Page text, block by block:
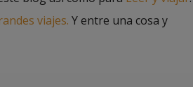
viajes. Y entre una cosa y